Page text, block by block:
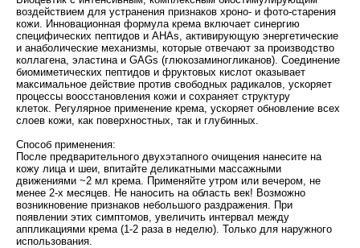
воздействием для устранения признаков хроно- и фото-старения
кожи. Инновационная формула крема включает синергию
специфических пептидов и AHAs, активирующую энергетические
и анаболические механизмы, которые отвечают за производство
коллагена, эластина и GAGs (глюкозаминогликанов). Соединение
биомиметических пептидов и фруктовых кислот оказывает
максимальное действие против свободных радикалов, ускоряет
процессы воосстановления кожи и сохраняет структуру
клеток. Регулярное применение крема, ускоряет обновление всех
слоев кожи, как поверхностных, так и глубинных.
Способ применения:
После предварительного двухэтапного очищения нанесите на
кожу лица и шеи, впитайте деликатными массажными
движениями ~2 мл крема. Применяйте утром или вечером, не
менее 2-х месяцев. Не наносить на область век! Возможно
возникновение признаков небольшого раздражения. При
появлении этих симптомов, увеличить интервал между
аппликациями крема (1-2 раза в неделю). Только для наружного
использования.